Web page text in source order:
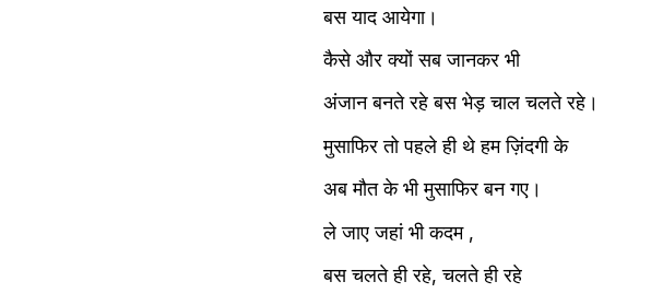
बस याद आयेगा।
कैसे और क्यों सब जानकर भी
अंजान बनते रहे बस भेड़ चाल चलते रहे।
मुसाफिर तो पहले ही थे हम ज़िंदगी के
अब मौत के भी मुसाफिर बन गए।
ले जाए जहां भी कदम ,
बस चलते ही रहे, चलते ही रहे